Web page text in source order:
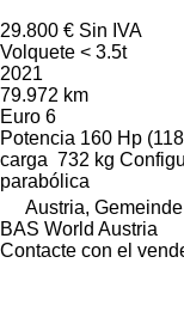
29.800 € Sin IVA
Volquete < 3.5t
2021
79.972 km
Euro 6
Potencia 160 Hp
carga 732 kg
parabólica
Austria,
BAS World Austria
Contacte con el